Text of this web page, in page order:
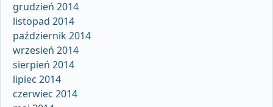
grudzień 2014
listopad 2014
październik 2014
wrzesień 2014
sierpień 2014
lipiec 2014
czerwiec 2014